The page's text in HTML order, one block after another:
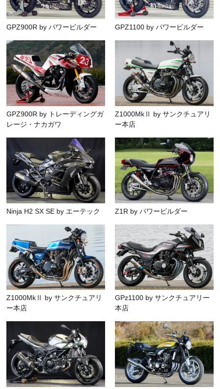
GPZ900R by パワービルダー GPZ1100 by パワービルダー
GPZ900R by トレーディングガ
レージ・ナカガワ
Z1000MkⅡ by サンクチュアリ
ー本店
Ninja H2 SX SE by エーテック Z1R by パワービルダー
Z1000MkⅡ by サンクチュアリ
ー本店
GPz1100 by サンクチュアリー
本店